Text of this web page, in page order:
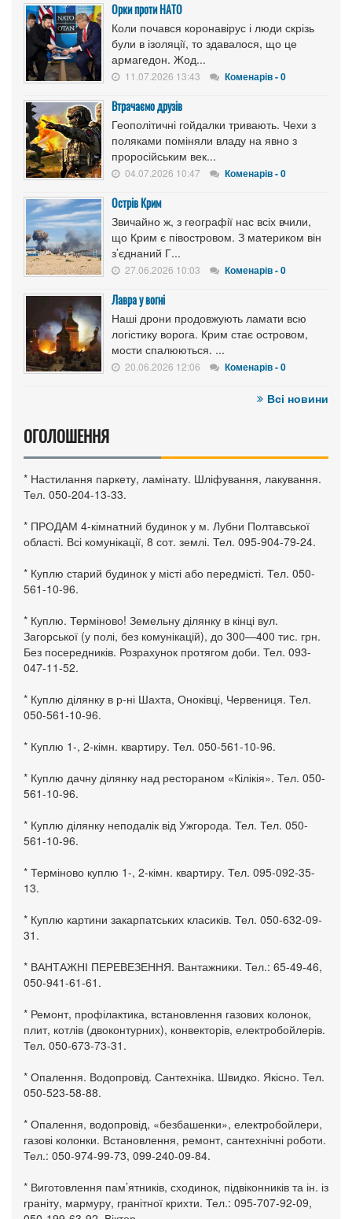
Орки проти НАТО
Коли почався коронавірус і люди скрізь
були в ізоляції, то здавалося, що це
армагедон. Жод...
11.07.2026 13:43 Коменарів - 0
Втрачаємо друзів
Геополітичні гойдалки тривають. Чехи з
поляками поміняли владу на явно з
проросійським век...
04.07.2026 10:47 Коменарів - 0
Острів Крим
Звичайно ж, з географії нас всіх вчили,
що Крим є півостровом. З материком він
з’єднаний Г...
27.06.2026 10:03 Коменарів - 0
Лавра у вогні
Наші дрони продовжують ламати всю
логістику ворога. Крим стає островом,
мости спалюються. ...
20.06.2026 12:06 Коменарів - 0
Всі новини
ОГОЛОШЕННЯ
* Настилання паркету, ламінату. Шліфування, лакування.
Тел. 050-204-13-33.
* ПРОДАМ 4-кімнатний будинок у м. Лубни Полтавської
області. Всі комунікації, 8 сот. землі. Тел. 095-904-79-24.
* Куплю старий будинок у місті або передмісті. Тел. 050-
561-10-96.
* Куплю. Терміново! Земельну ділянку в кінці вул.
Загорської (у полі, без комунікацій), до 300—400 тис. грн.
Без посередників. Розрахунок протягом доби. Тел. 093-
047-11-52.
* Куплю ділянку в р-ні Шахта, Оноківці, Червениця. Тел.
050-561-10-96.
* Куплю 1-, 2-кімн. квартиру. Тел. 050-561-10-96.
* Куплю дачну ділянку над рестораном «Кілікія». Тел. 050-
561-10-96.
* Куплю ділянку неподалік від Ужгорода. Тел. Тел. 050-
561-10-96.
* Терміново куплю 1-, 2-кімн. квартиру. Тел. 095-092-35-
13.
* Куплю картини закарпатських класиків. Тел. 050-632-09-
31.
* ВАНТАЖНІ ПЕРЕВЕЗЕННЯ. Вантажники. Тел.: 65-49-46,
050-941-61-61.
* Ремонт, профілактика, встановлення газових колонок,
плит, котлів (двоконтурних), конвекторів, електробойлерів.
Тел. 050-673-73-31.
* Опалення. Водопровід. Сантехніка. Швидко. Якісно. Тел.
050-523-58-88.
* Опалення, водопровід, «безбашенки», електробойлери,
газові колонки. Встановлення, ремонт, сантехнічні роботи.
Тел.: 050-974-99-73, 099-240-09-84.
* Виготовлення пам’ятників, сходинок, підвіконників та ін. із
граніту, мармуру, гранітної крихти. Тел.: 095-707-92-09,